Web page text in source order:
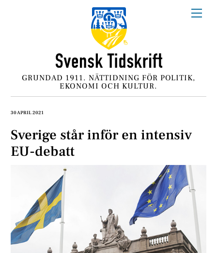
GRUNDAD 1911. NÄTTIDNING FÖR POLITIK,
EKONOMI OCH KULTUR.
30 APRIL 2021
Sverige står inför en intensiv
EU-debatt